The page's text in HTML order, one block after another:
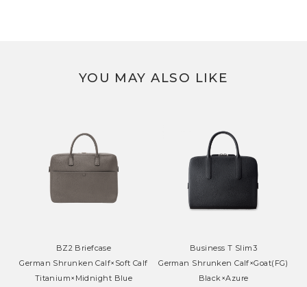
YOU MAY ALSO LIKE
BZ2 Briefcase
German Shrunken Calf×Soft Calf
Titanium×Midnight Blue
Business T Slim3
German Shrunken Calf×Goat(FG)
Black×Azure